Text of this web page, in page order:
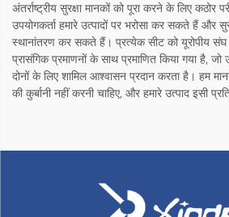
अंतर्राष्ट्रीय सुरक्षा मानकों को पूरा करने के लिए कठोर
उपयोगकर्ता हमारे उत्पादों पर भरोसा कर सकते हैं और
स्थानांतरण कर सकते हैं। प्रत्येक सीट को यूरोपीय
प्रासंगिक प्रमाणनों के साथ प्रमाणित किया गया है, जो
दोनों के लिए शामिल आश्वासन प्रदान करता है। हम
की कुर्बानी नहीं करनी चाहिए, और हमारे उत्पाद इसी